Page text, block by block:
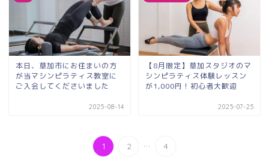
本日、草加市にお住まいの方
が当マシンピラティス教室に
ご入会してくださいました
2025-08-14
【8月限定】草加スタジオのマ
シンピラティス体験レッスン
が1,000円！初心者大歓迎
2025-07-25
1 2 ... 4